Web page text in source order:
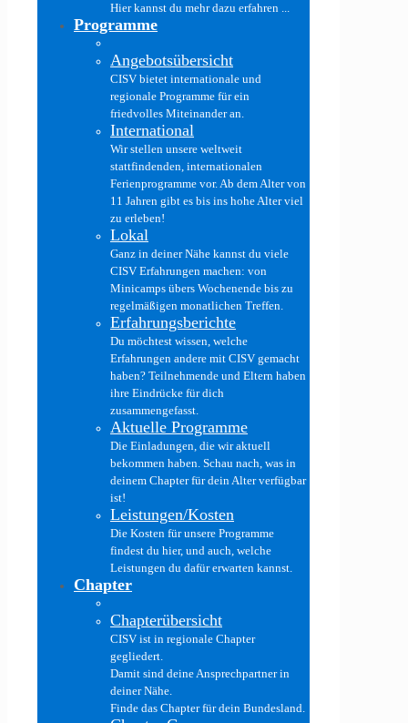
Hier kannst du mehr dazu erfahren ...
Programme
Angebotsübersicht
CISV bietet internationale und
regionale Programme für ein
friedvolles Miteinander an.
International
Wir stellen unsere weltweit
stattfindenden, internationalen
Ferienprogramme vor. Ab dem Alter von
11 Jahren gibt es bis ins hohe Alter viel
zu erleben!
Lokal
Ganz in deiner Nähe kannst du viele
CISV Erfahrungen machen: von
Minicamps übers Wochenende bis zu
regelmäßigen monatlichen Treffen.
Erfahrungsberichte
Du möchtest wissen, welche
Erfahrungen andere mit CISV gemacht
haben? Teilnehmende und Eltern haben
ihre Eindrücke für dich
zusammengefasst.
Aktuelle Programme
Die Einladungen, die wir aktuell
bekommen haben. Schau nach, was in
deinem Chapter für dein Alter verfügbar
ist!
Leistungen/Kosten
Die Kosten für unsere Programme
findest du hier, und auch, welche
Leistungen du dafür erwarten kannst.
Chapter
Chapterübersicht
CISV ist in regionale Chapter
gegliedert.
Damit sind deine Ansprechpartner in
deiner Nähe.
Finde das Chapter für dein Bundesland.